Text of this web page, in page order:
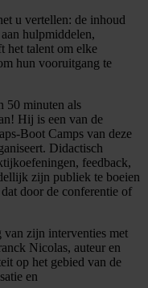
u vertellen: de inhoud
hulpmiddelen,
het talent om elke
hun vooruitgang te
50 minuten als
Hij is een van de
Boot Camps van deze
Didactisch
feedback,
zijn publiek te boeien
door de conferentie of
van zijn interventies met
Nicolas, auteur en
op het gebied van de
en